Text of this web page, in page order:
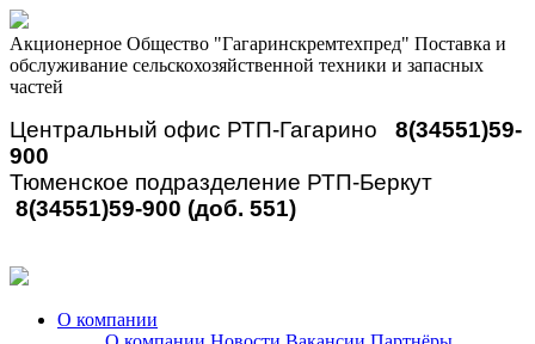
Акционерное Общество "Гагаринскремтехпред" Поставка и
обслуживание сельскохозяйственной техники и запасных
частей
Центральный офис РТП-Гагарино 8(34551)59-
900
Тюменское подразделение РТП-Беркут
8(34551)59-900 (доб. 551)
О компании